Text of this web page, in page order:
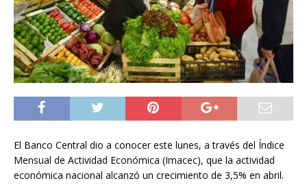
El Banco Central dio a conocer este lunes, a través del Índice
Mensual de Actividad Económica (Imacec), que la actividad
económica nacional alcanzó un crecimiento de 3,5% en abril.